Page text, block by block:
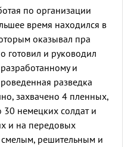
по организации
время находился в
оказывал пра
готовил и руководил
и
разведка
захвачено 4 пленных,
немецких солдат и
и на передовых
решительным и